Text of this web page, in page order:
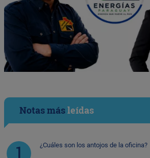
Notas másleídas
¿Cuáles son los antojos de la oficina?